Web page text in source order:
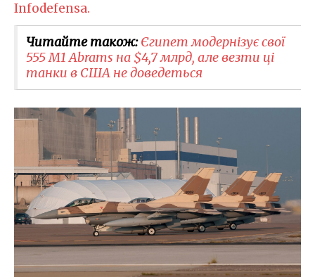
Infodefensa.
Читайте також:Єгипет модернізує свої
555 M1 Abrams на $4,7 млрд, але везти ці
танки в США не доведеться